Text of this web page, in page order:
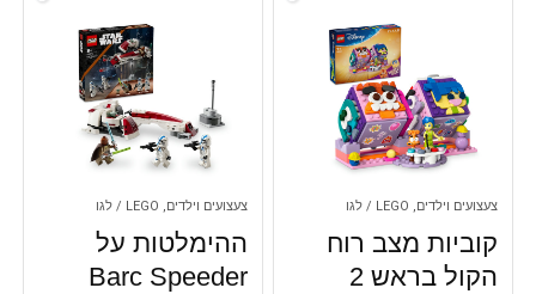
צעצועים וילדים, LEGO / לגו
קוביות מצב רוח
הקול בראש 2
צעצועים וילדים, LEGO / לגו
ההימלטות על
Barc Speeder